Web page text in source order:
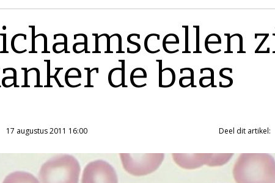
de baas
17 augustus 2011 16:00 Deel dit artikel: